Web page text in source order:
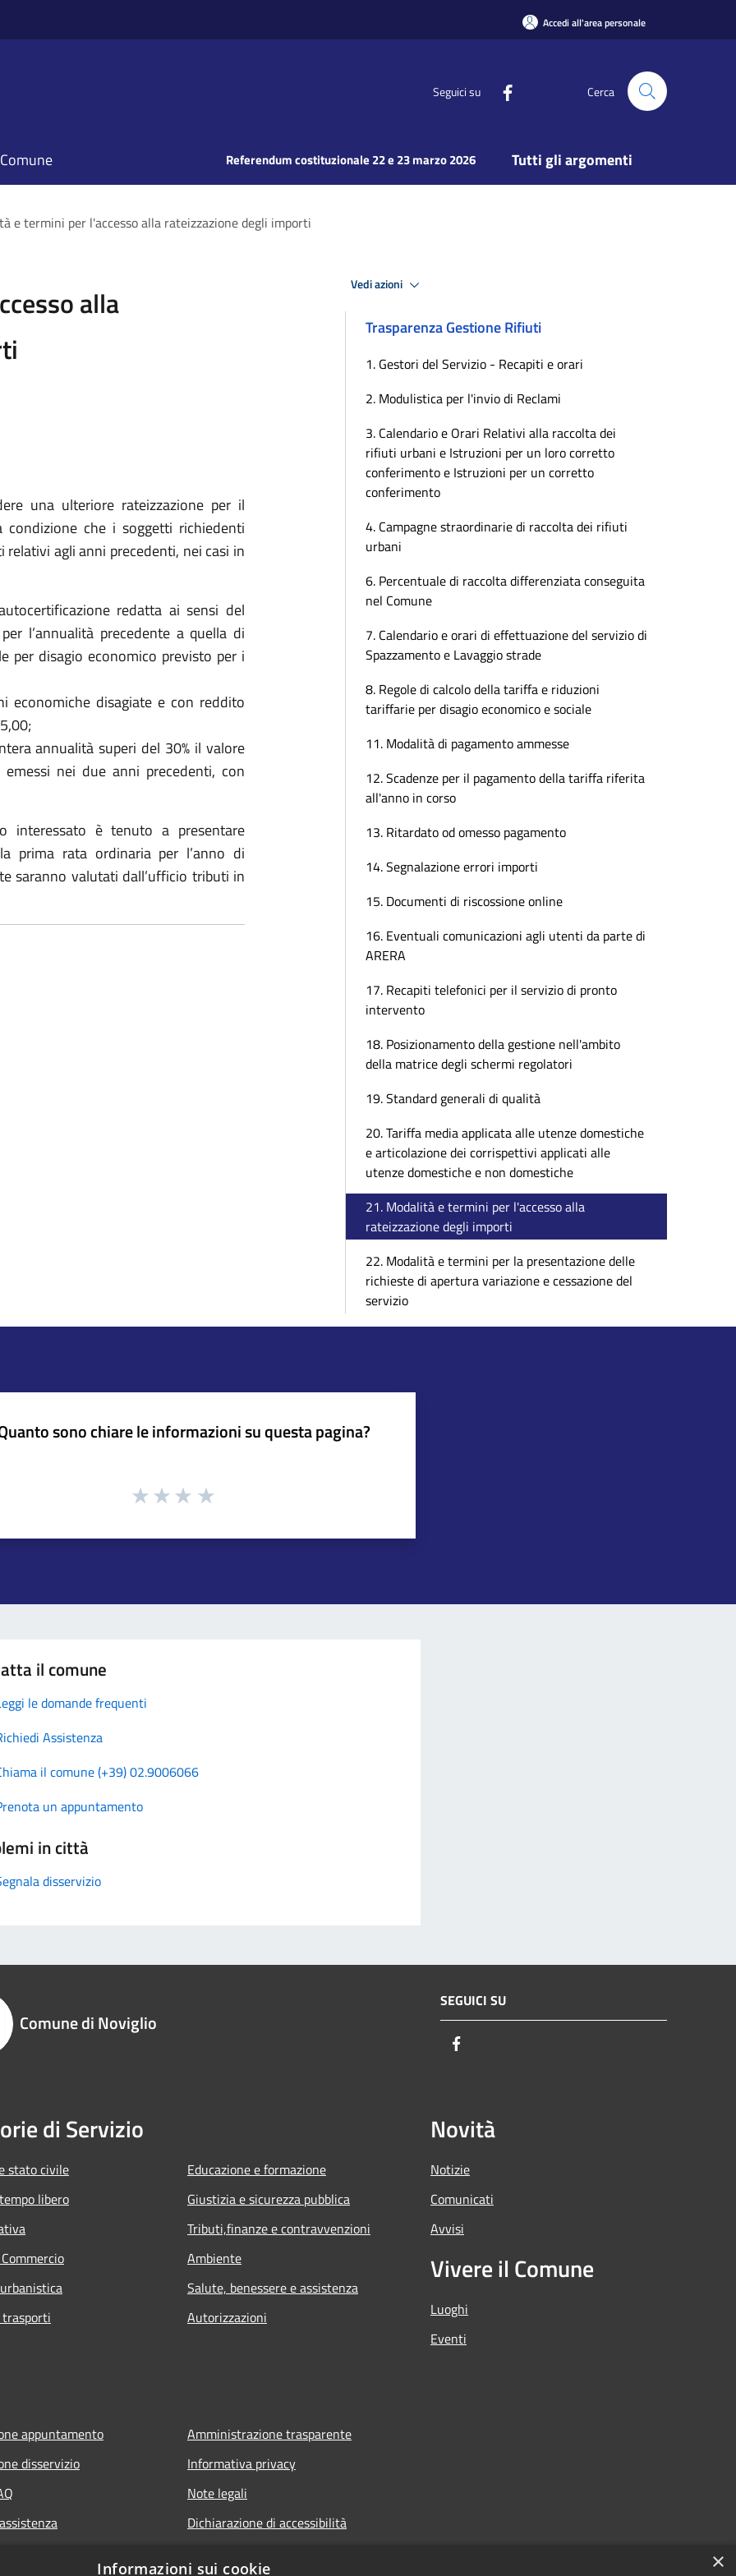
Accedi all'area personale
Seguici su Cerca
Referendum costituzionale 22 e 23 marzo 2026 Tutti gli argomenti
e termini per l'accesso alla rateizzazione degli importi
alla
una ulteriore rateizzazione per il
che i soggetti richiedenti
agli anni precedenti, nei casi in
redatta ai sensi del
l’annualità precedente a quella di
per disagio economico previsto per i
economiche disagiate e con reddito
annualità superi del 30% il valore
nei due anni precedenti, con
interessato è tenuto a presentare
prima rata ordinaria per l’anno di
saranno valutati dall’ufficio tributi in
Vedi azioni
Trasparenza Gestione Rifiuti
1. Gestori del Servizio - Recapiti e orari
2. Modulistica per l'invio di Reclami
3. Calendario e Orari Relativi alla raccolta dei
rifiuti urbani e Istruzioni per un loro corretto
conferimento e Istruzioni per un corretto
conferimento
4. Campagne straordinarie di raccolta dei rifiuti
urbani
6. Percentuale di raccolta differenziata conseguita
nel Comune
7. Calendario e orari di effettuazione del servizio di
Spazzamento e Lavaggio strade
8. Regole di calcolo della tariffa e riduzioni
tariffarie per disagio economico e sociale
11. Modalità di pagamento ammesse
12. Scadenze per il pagamento della tariffa riferita
all'anno in corso
13. Ritardato od omesso pagamento
14. Segnalazione errori importi
15. Documenti di riscossione online
16. Eventuali comunicazioni agli utenti da parte di
ARERA
17. Recapiti telefonici per il servizio di pronto
intervento
18. Posizionamento della gestione nell'ambito
della matrice degli schermi regolatori
19. Standard generali di qualità
20. Tariffa media applicata alle utenze domestiche
e articolazione dei corrispettivi applicati alle
utenze domestiche e non domestiche
21. Modalità e termini per l'accesso alla
rateizzazione degli importi
22. Modalità e termini per la presentazione delle
richieste di apertura variazione e cessazione del
servizio
sono chiare le informazioni su questa pagina?
il comune
le domande frequenti
Assistenza
il comune (+39) 02.9006066
un appuntamento
in città
disservizio
Comune di Noviglio
SEGUICI SU
di Servizio
stato civile
libero
Educazione e formazione
Giustizia e sicurezza pubblica
Tributi,finanze e contravvenzioni
Ambiente
Salute, benessere e assistenza
Autorizzazioni
Novità
Notizie
Comunicati
Avvisi
Vivere il Comune
Luoghi
Eventi
appuntamento
disservizio
Amministrazione trasparente
Informativa privacy
Note legali
Dichiarazione di accessibilità
×
Informazioni sui cookie